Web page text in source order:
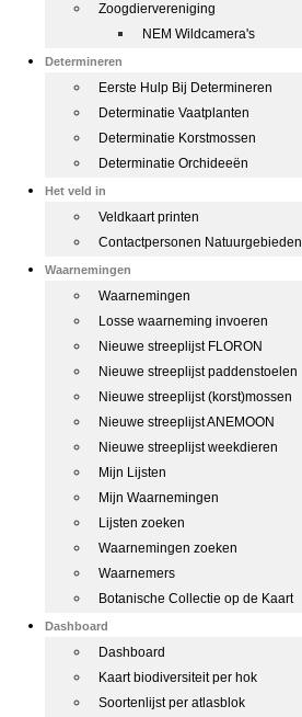
Zoogdiervereniging
NEM Wildcamera's
Determineren
Eerste Hulp Bij Determineren
Determinatie Vaatplanten
Determinatie Korstmossen
Determinatie Orchideeën
Het veld in
Veldkaart printen
Contactpersonen Natuurgebieden
Waarnemingen
Waarnemingen
Losse waarneming invoeren
Nieuwe streeplijst FLORON
Nieuwe streeplijst paddenstoelen
Nieuwe streeplijst (korst)mossen
Nieuwe streeplijst ANEMOON
Nieuwe streeplijst weekdieren
Mijn Lijsten
Mijn Waarnemingen
Lijsten zoeken
Waarnemingen zoeken
Waarnemers
Botanische Collectie op de Kaart
Dashboard
Dashboard
Kaart biodiversiteit per hok
Soortenlijst per atlasblok